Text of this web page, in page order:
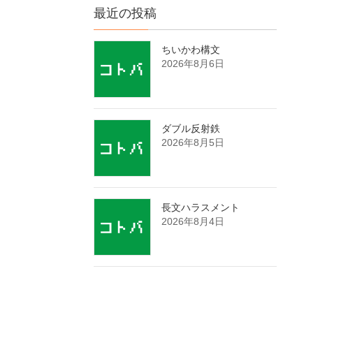
最近の投稿
ちいかわ構文
2026年8月6日
ダブル反射鉄
2026年8月5日
長文ハラスメント
2026年8月4日